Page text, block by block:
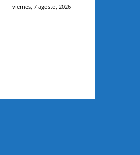
viernes, 7 agosto, 2026